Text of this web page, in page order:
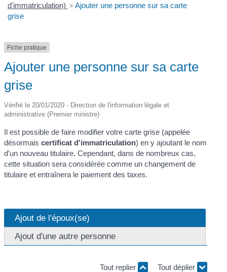
d'immatriculation) > Ajouter une personne sur sa carte
grise
Fiche pratique
Ajouter une personne sur sa carte
grise
Vérifié le 20/01/2020 - Direction de l'information légale et
administrative (Premier ministre)
Il est possible de faire modifier votre carte grise (appelée
désormaiscertificat d'immatriculation) en y ajoutant le nom
d'un nouveau titulaire. Cependant, dans de nombreux cas,
cette situation sera considérée comme un changement de
titulaire et entraînera le paiement des taxes.
Ajout de l'époux(se)
Ajout d'une autre personne
Tout replier Tout déplier